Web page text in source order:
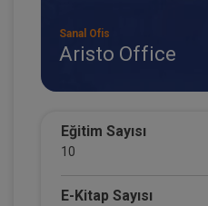
Sanal Ofis
Aristo Office
Eğitim Sayısı
10
E-Kitap Sayısı